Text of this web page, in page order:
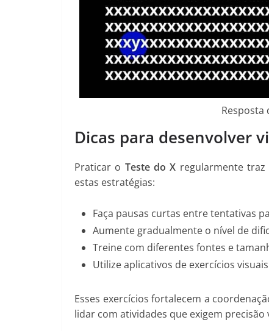
Resposta
Dicas para desenvolver
Praticar o Teste do X regularmente traz
estas estratégias:
Faça pausas curtas entre tentativas
Aumente gradualmente o nível de
Treine com diferentes fontes e
Utilize aplicativos de exercícios
Esses exercícios fortalecem a
lidar com atividades que exigem precisão